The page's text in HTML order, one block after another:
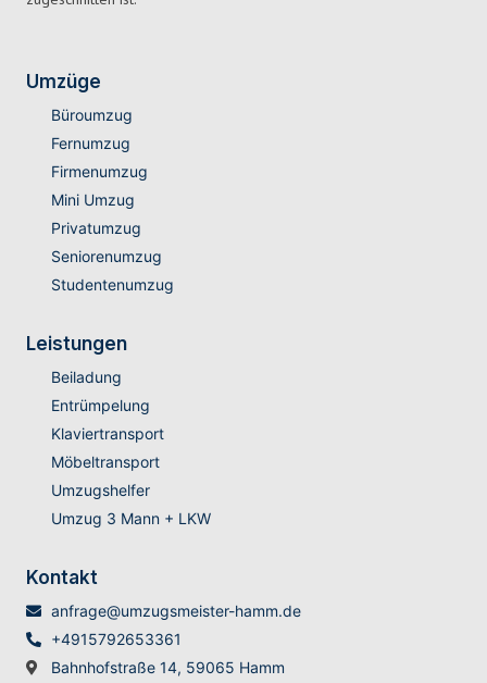
Umzüge
Büroumzug
Fernumzug
Firmenumzug
Mini Umzug
Privatumzug
Seniorenumzug
Studentenumzug
Leistungen
Beiladung
Entrümpelung
Klaviertransport
Möbeltransport
Umzugshelfer
Umzug 3 Mann + LKW
Kontakt
anfrage@umzugsmeister-hamm.de
+4915792653361
Bahnhofstraße 14, 59065 Hamm